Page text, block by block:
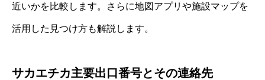
近いかを比較します。さらに地図アプリや施設マップを
活用した見つけ方も解説します。
サカエチカ主要出口番号とその連絡先